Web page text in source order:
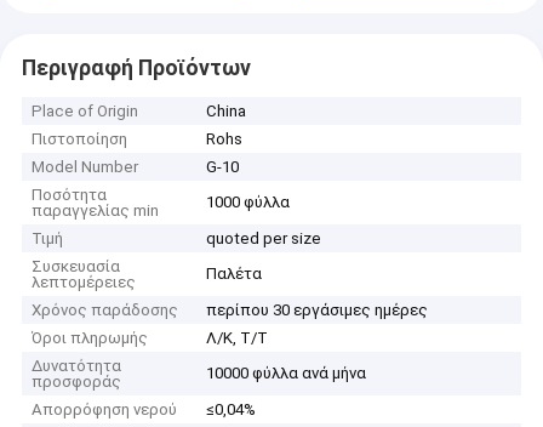
Περιγραφή Προϊόντων
Place of Origin
China
Πιστοποίηση
Rohs
Model Number
G-10
Ποσότητα
παραγγελίας min
1000 φύλλα
Τιμή
quoted per size
Συσκευασία
λεπτομέρειες
Παλέτα
Χρόνος παράδοσης
περίπου 30 εργάσιμες ημέρες
Όροι πληρωμής
Λ/Κ, Τ/Τ
Δυνατότητα
προσφοράς
10000 φύλλα ανά μήνα
Απορρόφηση νερού
≤0,04%